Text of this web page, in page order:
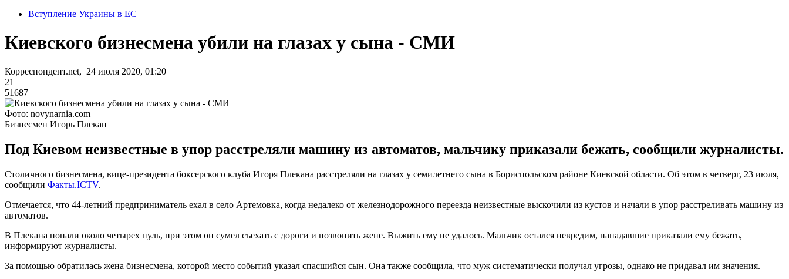
Вступление Украины в ЕС
Киевского бизнесмена убили на глазах у сына - СМИ
Корреспондент.net, 24 июля 2020, 01:20
21
51687
Фото: novynarnia.com
Бизнесмен Игорь Плекан
Под Киевом неизвестные в упор расстреляли машину из автоматов, мальчику приказали бежать, сообщили журналисты.
Столичного бизнесмена, вице-президента боксерского клуба Игоря Плекана расстреляли на глазах у семилетнего сына в Бориспольском районе Киевской области. Об этом в четверг, 23 июля,
сообщили Факты.ICTV.
Отмечается, что 44-летний предприниматель ехал в село Артемовка, когда недалеко от железнодорожного переезда неизвестные выскочили из кустов и начали в упор расстреливать машину из
автоматов.
В Плекана попали около четырех пуль, при этом он сумел съехать с дороги и позвонить жене. Выжить ему не удалось. Мальчик остался невредим, нападавшие приказали ему бежать,
информируют журналисты.
За помощью обратилась жена бизнесмена, которой место событий указал спасшийся сын. Она также сообщила, что муж систематически получал угрозы, однако не придавал им значения.